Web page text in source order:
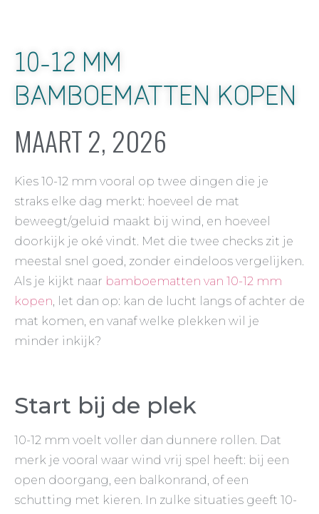
10-12 MM
BAMBOEMATTEN KOPEN
MAART 2, 2026
Kies 10-12 mm vooral op twee dingen die je
straks elke dag merkt: hoeveel de mat
beweegt/geluid maakt bij wind, en hoeveel
doorkijk je oké vindt. Met die twee checks zit je
meestal snel goed, zonder eindeloos vergelijken.
Als je kijkt naar bamboematten van 10-12 mm
kopen, let dan op: kan de lucht langs of achter de
mat komen, en vanaf welke plekken wil je
minder inkijk?
Start bij de plek
10-12 mm voelt voller dan dunnere rollen. Dat
merk je vooral waar wind vrij spel heeft: bij een
open doorgang, een balkonrand, of een
schutting met kieren. In zulke situaties geeft 10-